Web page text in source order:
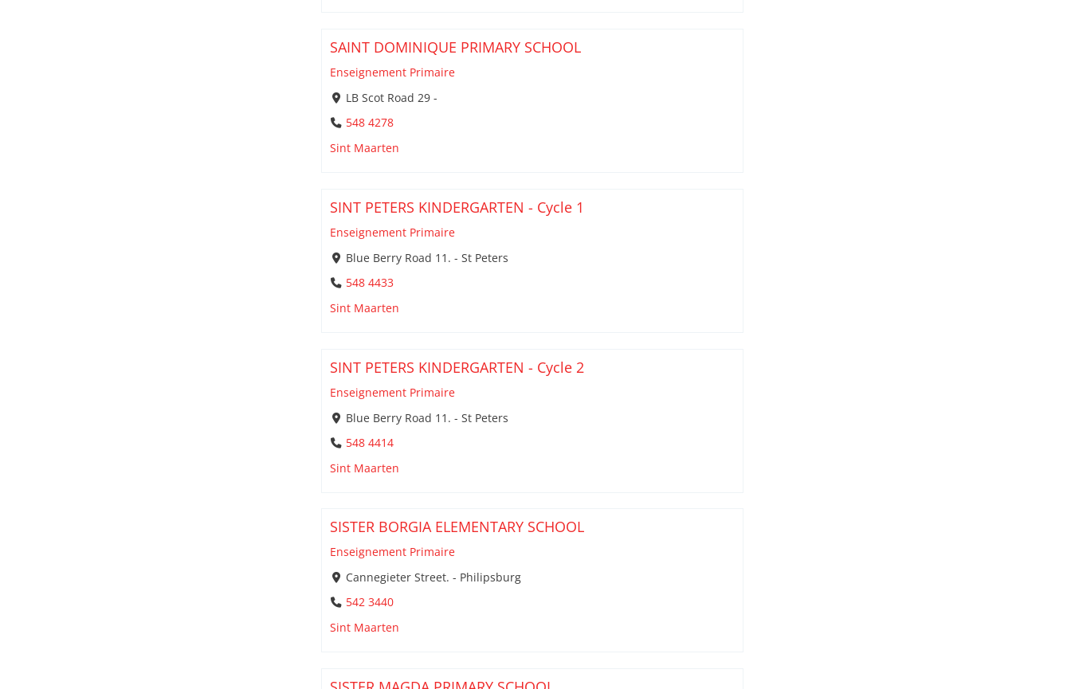
SAINT DOMINIQUE PRIMARY SCHOOL
Enseignement Primaire
LB Scot Road 29 -
548 4278
Sint Maarten
SINT PETERS KINDERGARTEN - Cycle 1
Enseignement Primaire
Blue Berry Road 11. - St Peters
548 4433
Sint Maarten
SINT PETERS KINDERGARTEN - Cycle 2
Enseignement Primaire
Blue Berry Road 11. - St Peters
548 4414
Sint Maarten
SISTER BORGIA ELEMENTARY SCHOOL
Enseignement Primaire
Cannegieter Street. - Philipsburg
542 3440
Sint Maarten